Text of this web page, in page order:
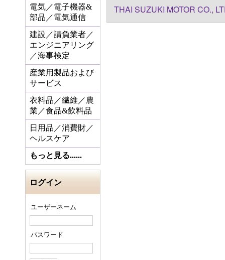
電気／電子機器&
部品／電気通信
建設／請負業者／
エンジニアリング
／海事検定
産業用製品および
サービス
衣料品／繊維／農
業／食品&飲料品
日用品／消費財／
ヘルスケア
もっと見る......
ログイン
ユーザーネーム
パスワード
THAI SUZUKI MOTOR CO.,